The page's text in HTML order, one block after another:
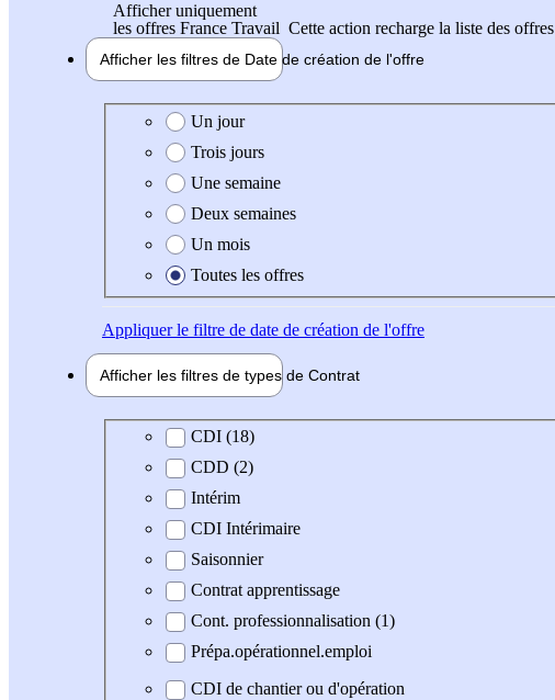
Afficher uniquement
les offres France Travail Cette action recharge la liste des offres
Afficher les filtres de Date de création de l'offre
Date de création de l'offre
Un jour
Trois jours
Une semaine
Deux semaines
Un mois
Toutes les offres
Appliquerle filtre de date de création de l'offre
Afficher les filtres de types de Contrat
Type de contratCDI (18)
CDD (2)
Intérim
CDI Intérimaire
Saisonnier
Contrat apprentissage
Cont. professionnalisation (1)
Prépa.opérationnel.emploi
CDI de chantier ou d'opération